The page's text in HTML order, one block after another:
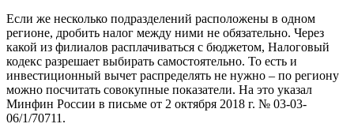
Если же несколько подразделений расположены в одном
регионе, дробить налог между ними не обязательно. Через
какой из филиалов расплачиваться с бюджетом, Налоговый
кодекс разрешает выбирать самостоятельно. То есть и
инвестиционный вычет распределять не нужно – по региону
можно посчитать совокупные показатели. На это указал
Минфин России в письме от 2 октября 2018 г. № 03-03-
06/1/70711.